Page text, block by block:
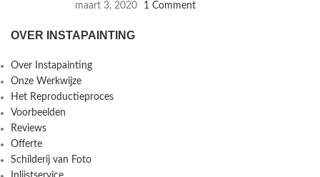
maart 3, 2020 1 Comment
OVER INSTAPAINTING
Over Instapainting
Onze Werkwijze
Het Reproductieproces
Voorbeelden
Reviews
Offerte
Schilderij van Foto